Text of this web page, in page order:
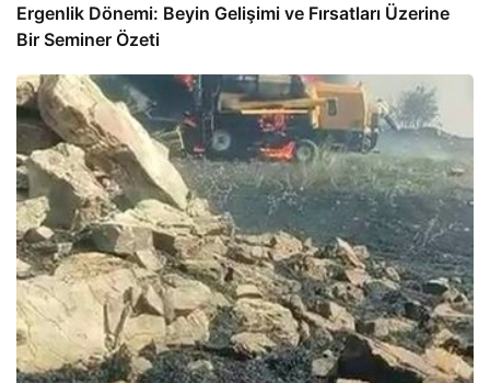
Ergenlik Dönemi: Beyin Gelişimi ve Fırsatları Üzerine
Bir Seminer Özeti